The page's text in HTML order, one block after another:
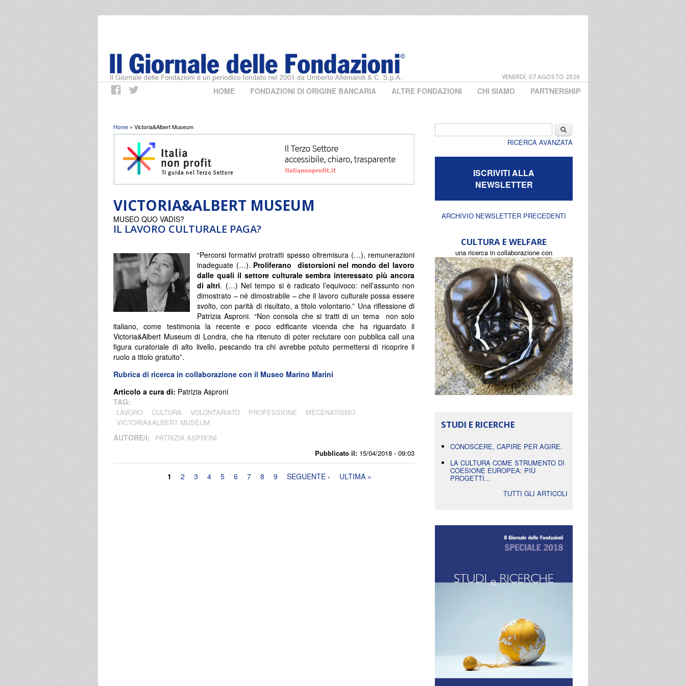
VENERDÌ, 07 AGOSTO 2026
HOME FONDAZIONI DI ORIGINE BANCARIA ALTRE FONDAZIONI CHI SIAMO PARTNERSHIP
Tu sei qui
Home » Victoria&Albert Museum
VICTORIA&ALBERT MUSEUM
IL LAVORO CULTURALE PAGA?
Pubblicato il: 15/04/2018 - 09:03
MUSEO QUO VADIS?
“Percorsi formativi protratti spesso oltremisura (…), remunerazioni
inadeguate (…). Proliferano distorsioni nel mondo del lavoro
dalle quali il settore culturale sembra interessato più ancora
di altri. (…) Nel tempo si è radicato l’equivoco: nell’assunto non
dimostrato – né dimostrabile – che il lavoro culturale possa essere
svolto, con parità di risultato, a titolo volontario.” Una riflessione di
Patrizia Asproni. “Non consola che si tratti di un tema non solo
italiano, come testimonia la recente e poco edificante vicenda che ha riguardato il
Victoria&Albert Museum di Londra, che ha ritenuto di poter reclutare con pubblica call una
figura curatoriale di alto livello, pescando tra chi avrebbe potuto permettersi di ricoprire il
ruolo a titolo gratuito”.
Rubrica di ricerca in collaborazione con il Museo Marino Marini
Articolo a cura di: Patrizia Asproni
TAG:
LAVORO CULTURA VOLONTARIATO PROFESSIONE
MECENATISMO
VICTORIA&ALBERT MUSEUM
AUTORE/I: PATRIZIA ASPRONI
1 2 3 4 5 6 7 8 9 SEGUENTE › ULTIMA »
Cerca
RICERCA AVANZATA
ISCRIVITI ALLA
NEWSLETTER
ARCHIVIO NEWSLETTER PRECEDENTI
CULTURA E WELFARE
una ricerca in collaborazione con
STUDI E RICERCHE
CONOSCERE, CAPIRE PER AGIRE.
LA CULTURA COME STRUMENTO DI
COESIONE EUROPEA: PIÙ
PROGETTI...
TUTTI GLI ARTICOLI